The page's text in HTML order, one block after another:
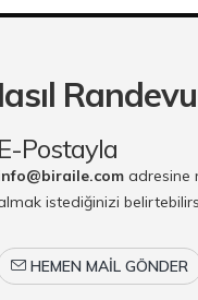
E-Postayla
adresine
istediğinizi
HEMEN MAIL GÖNDER